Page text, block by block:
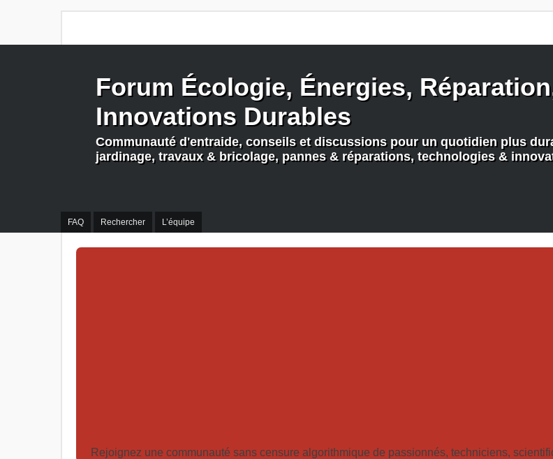
FAQ Rechercher L’équipe
Forum Écologie, Énergies,
Innovations Durables
Communauté d'entraide, conseils et discussions pour un quotidien plus
jardinage, travaux & bricolage, pannes & réparations, technologies &
Rejoignez une communauté sans censure algorithmique de passionnés, techniciens,